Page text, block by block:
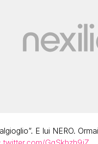
E lui NERO.